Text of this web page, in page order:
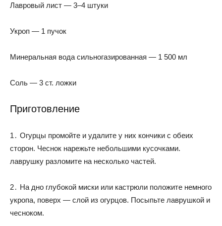
Лавровый лист — 3–4 штуки
Укроп — 1 пучок
Минеральная вода сильногазированная — 1 500 мл
Соль — 3 ст. ложки
Приготовление
1․ Огурцы промойте и удалите у них кончики с обеих
сторон. Чеснок нарежьте небольшими кусочками.
лаврушку разломите на несколько частей.
2․ На дно глубокой миски или кастрюли положите немного
укропа, поверх — слой из огурцов. Посыпьте лаврушкой и
чесноком.